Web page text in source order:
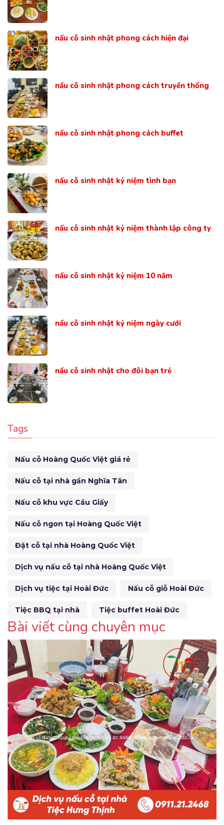
nấu cỗ sinh nhật phong cách hiện đại
nấu cỗ sinh nhật phong cách truyền thống
nấu cỗ sinh nhật phong cách buffet
nấu cỗ sinh nhật kỷ niệm tình bạn
nấu cỗ sinh nhật kỷ niệm thành lập công ty
nấu cỗ sinh nhật kỷ niệm 10 năm
nấu cỗ sinh nhật kỷ niệm ngày cưới
nấu cỗ sinh nhật cho đôi bạn trẻ
Tags
Nấu cỗ Hoàng Quốc Việt giá rẻ
Nấu cỗ tại nhà gần Nghĩa Tân
Nấu cỗ khu vực Cầu Giấy
Nấu cỗ ngon tại Hoàng Quốc Việt
Đặt cỗ tại nhà Hoàng Quốc Việt
Dịch vụ nấu cỗ tại nhà Hoàng Quốc Việt
Dịch vụ tiệc tại Hoài Đức Nấu cỗ giỗ Hoài Đức
Tiệc BBQ tại nhà Tiệc buffet Hoài Đức
Bài viết cùng chuyên mục